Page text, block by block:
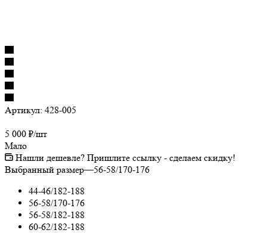
Артикул: 428-005
5 000 ₽/шт
Мало
Нашли дешевле? Пришлите ссылку - сделаем скидку!
Выбранный размер—56-58/170-176
44-46/182-188
56-58/170-176
56-58/182-188
60-62/182-188